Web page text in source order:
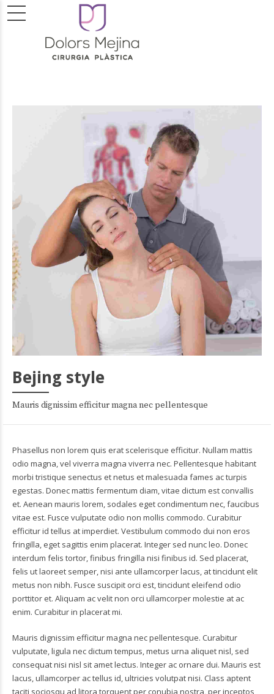
Bejing style
Mauris dignissim efficitur magna nec pellentesque
Phasellus non lorem quis erat scelerisque efficitur. Nullam mattis
odio magna, vel viverra magna viverra nec. Pellentesque habitant
morbi tristique senectus et netus et malesuada fames ac turpis
egestas. Donec mattis fermentum diam, vitae dictum est convallis
et. Aenean mauris lorem, sodales eget condimentum nec, faucibus
vitae est. Fusce vulputate odio non mollis commodo. Curabitur
efficitur id tellus at imperdiet. Vestibulum commodo dui non eros
fringilla, eget sagittis enim placerat. Integer sed nunc leo. Donec
interdum felis tortor, finibus fringilla nisi finibus id. Sed placerat,
felis ut laoreet semper, nisi ante ullamcorper lacus, at tincidunt elit
metus non nibh. Fusce suscipit orci est, tincidunt eleifend odio
porttitor et. Aliquam ac velit non orci ullamcorper molestie at ac
enim. Curabitur in placerat mi.
Mauris dignissim efficitur magna nec pellentesque. Curabitur
vulputate, ligula nec dictum tempus, metus urna aliquet nisl, sed
consequat nisi nisl sit amet lectus. Integer ac ornare dui. Mauris est
lacus, ullamcorper ac tellus id, ultricies volutpat nisi. Class aptent
taciti sociosqu ad litora torquent per conubia nostra, per inceptos